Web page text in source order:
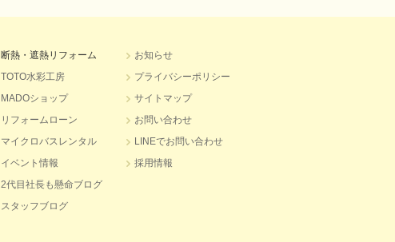
断熱・遮熱リフォーム
TOTO水彩工房
MADOショップ
リフォームローン
マイクロバスレンタル
イベント情報
2代目社長も懸命ブログ
スタッフブログ
お知らせ
プライバシーポリシー
サイトマップ
お問い合わせ
LINEでお問い合わせ
採用情報